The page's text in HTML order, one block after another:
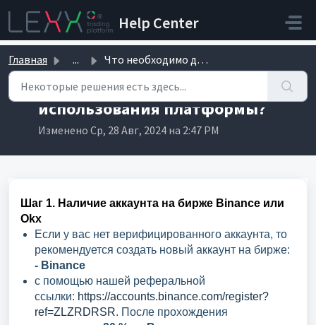
Help Center
Главная ... Что необходимо для использования платформы?
Что необходимо для
использования платформы?
Изменено Ср, 28 Авг, 2024 на 2:47 PM
Шаг 1. Наличие аккаунта на бирже Binance или
Okx
Если у вас нет верифицированного аккаунта, то
рекомендуется создать новый аккаунт на бирже:
- Binance
с помощью нашей реферальной
ссылки: https://accounts.binance.com/register?
ref=ZLZRDRSR. После прохождения